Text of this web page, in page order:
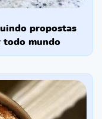
todo mundo